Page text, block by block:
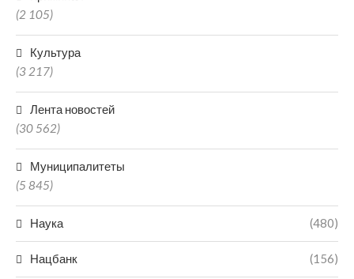
(2 105)
Культура
(3 217)
Лента новостей
(30 562)
Муниципалитеты
(5 845)
Наука (480)
Нацбанк (156)